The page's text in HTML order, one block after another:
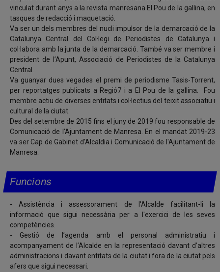
vinculat durant anys a la revista manresana El Pou de la gallina, en
tasques de redacció i maquetació.
Va ser un dels membres del nucli impulsor de la demarcació de la
Catalunya Central del Col·legi de Periodistes de Catalunya i
col·labora amb la junta de la demarcació. També va ser membre i
president de l’Apunt, Associació de Periodistes de la Catalunya
Central.
Va guanyar dues vegades el premi de periodisme Tasis-Torrent,
per reportatges publicats a Regió7 i a El Pou de la gallina. Fou
membre actiu de diverses entitats i col·lectius del teixit associatiu i
cultural de la ciutat.
Des del setembre de 2015 fins el juny de 2019 fou responsable de
Comunicació de l’Ajuntament de Manresa. En el mandat 2019-23
va ser Cap de Gabinet d'Alcaldia i Comunicació de l'Ajuntament de
Manresa.
Funcions
- Assistència i assessorament de l'Alcalde facilitant-li la
informació que sigui necessària per a l'exercici de les seves
competències.
- Gestió de l’agenda amb el personal administratiu i
acompanyament de l’Alcalde en la representació davant d’altres
administracions i davant entitats de la ciutat i fora de la ciutat pels
afers que sigui necessari.